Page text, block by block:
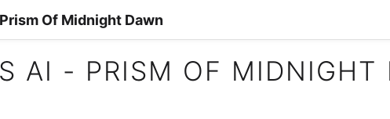
Of Midnight Dawn
AI - PRISM OF MIDNIGHT